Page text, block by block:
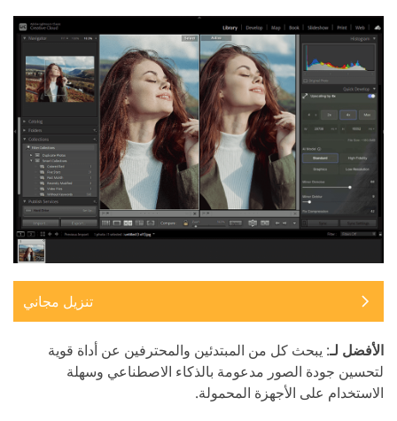
تنزيل مجاني
الأفضل لـ: يبحث كل من المبتدئين والمحترفين عن أداة قوية
لتحسين جودة الصور مدعومة بالذكاء الاصطناعي وسهلة
الاستخدام على الأجهزة المحمولة.